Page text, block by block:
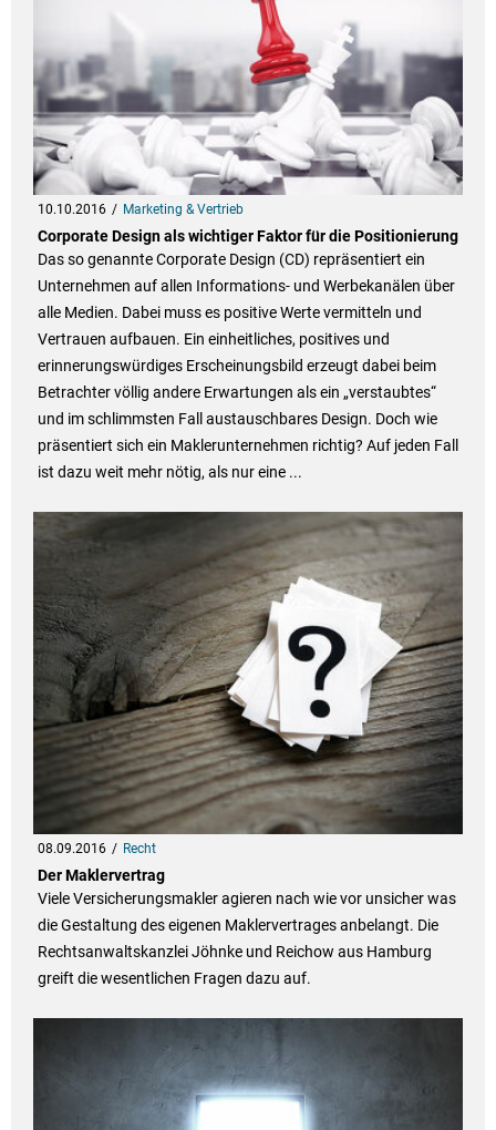
10.10.2016 Marketing & Vertrieb
Corporate Design als wichtiger Faktor für die Positionierung
Das so genannte Corporate Design (CD) repräsentiert ein
Unternehmen auf allen Informations- und Werbekanälen über
alle Medien. Dabei muss es positive Werte vermitteln und
Vertrauen aufbauen. Ein einheitliches, positives und
erinnerungswürdiges Erscheinungsbild erzeugt dabei beim
Betrachter völlig andere Erwartungen als ein „verstaubtes“
und im schlimmsten Fall austauschbares Design. Doch wie
präsentiert sich ein Maklerunternehmen richtig? Auf jeden Fall
ist dazu weit mehr nötig, als nur eine ...
08.09.2016 Recht
Der Maklervertrag
Viele Versicherungsmakler agieren nach wie vor unsicher was
die Gestaltung des eigenen Maklervertrages anbelangt. Die
Rechtsanwaltskanzlei Jöhnke und Reichow aus Hamburg
greift die wesentlichen Fragen dazu auf.